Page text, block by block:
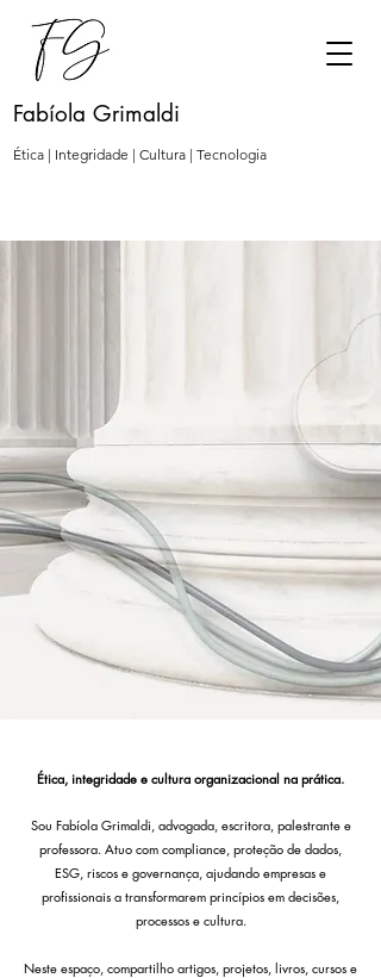
Fabíola Grimaldi
Ética | Integridade | Cultura | Tecnologia
Ética, integridade e cultura organizacional na prática.
Sou Fabíola Grimaldi, advogada, escritora, palestrante e
professora. Atuo com compliance, proteção de dados,
ESG, riscos e governança, ajudando empresas e
profissionais a transformarem princípios em decisões,
processos e cultura.
Neste espaço, compartilho artigos, projetos, livros, cursos e